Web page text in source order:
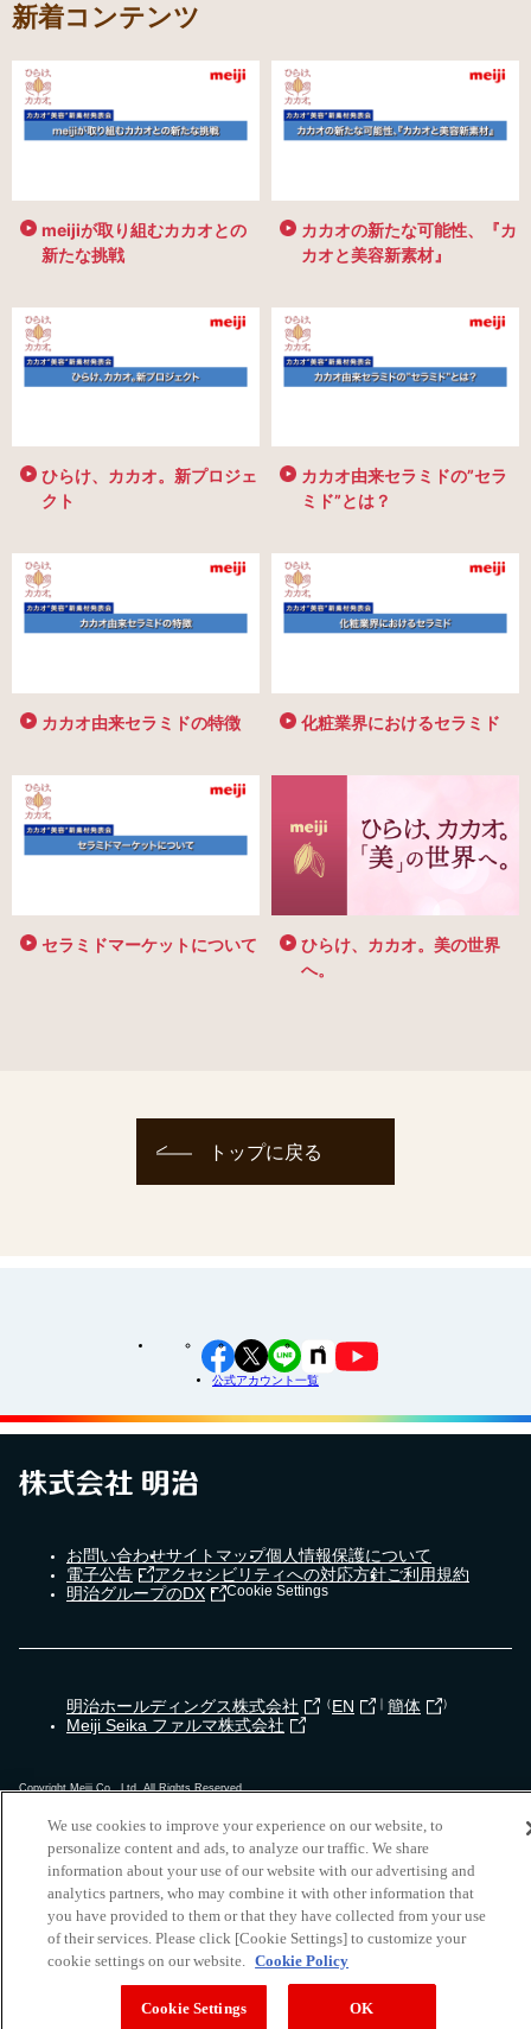
新着コンテンツ
meijiが取り組むカカオとの
新たな挑戦
カカオの新たな可能性、『カ
カオと美容新素材』
ひらけ、カカオ。新プロジェ
クト
カカオ由来セラミドの”セラ
ミド”とは？
カカオ由来セラミドの特徴 化粧業界におけるセラミド
セラミドマーケットについて
ひらけ、カカオ。美の世界
へ。
トップに戻る
公式アカウント一覧
お問い合わせサイトマップ個人情報保護について
電子公告
アクセシビリティへの対応方針ご利用規約
明治グループのDX
Cookie Settings
明治ホールディングス株式会社 （EN ｜ 簡体 ）
Meiji Seika ファルマ株式会社
Copyright Meiji Co., Ltd. All Rights Reserved.
We use cookies to improve your experience on our website, to
personalize content and ads, to analyze our traffic. We share
information about your use of our website with our advertising and
analytics partners, who may combine it with other information that
you have provided to them or that they have collected from your use
of their services. Please click [Cookie Settings] to customize your
cookie settings on our website. Cookie Policy
Cookie Settings OK